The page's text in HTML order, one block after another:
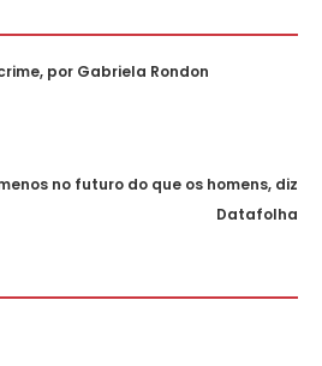
por Gabriela Rondon
no futuro do que os homens, diz
Datafolha